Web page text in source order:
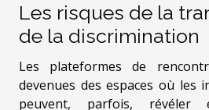
Les risques de la
de la discrimination
Les plateformes de
devenues des espaces où les
peuvent, parfois, révéler